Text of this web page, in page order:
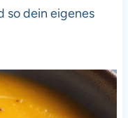
so dein eigenes